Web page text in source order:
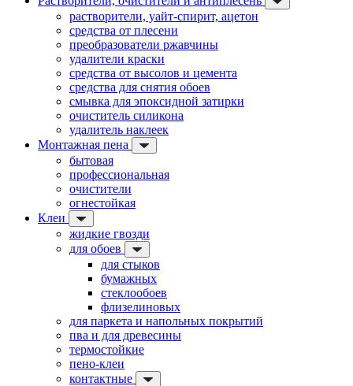
растворители, уайт-спирит, ацетон
средства от плесени
преобразователи ржавчины
удалители краски
средства от высолов и цемента
средства для снятия обоев
смывка для эпоксидной затирки
очиститель силикона
удалитель наклеек
Монтажная пена
бытовая
профессиональная
очистители
огнестойкая
Клеи
жидкие гвозди
для обоев
для стыков
бумажных
стеклообоев
флизелиновых
для паркета и напольных покрытий
пва и для древесины
термостойкие
пено-клеи
контактные